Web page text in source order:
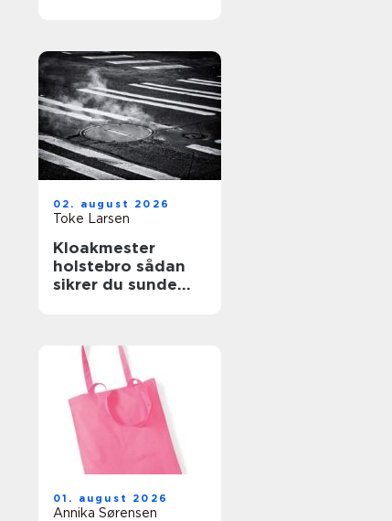
02. august 2026
Toke Larsen
Kloakmester
holstebro sådan
sikrer du sunde
01. august 2026
Annika Sørensen